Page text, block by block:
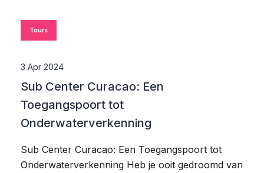
Tours
3 Apr 2024
Sub Center Curacao: Een
Toegangspoort tot
Onderwaterverkenning
Sub Center Curacao: Een Toegangspoort tot
Onderwaterverkenning Heb je ooit gedroomd van